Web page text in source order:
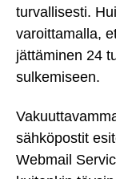
turvallisesti.
varoittamalla,
jättäminen 24
sulkemiseen.
sähköpostit
Webmail